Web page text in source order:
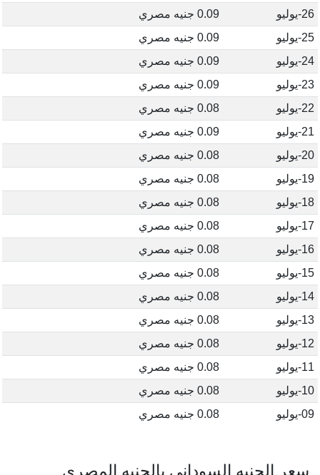
26-يوليو
0.09 جنيه مصري
25-يوليو
0.09 جنيه مصري
24-يوليو
0.09 جنيه مصري
23-يوليو
0.09 جنيه مصري
22-يوليو
0.08 جنيه مصري
21-يوليو
0.09 جنيه مصري
20-يوليو
0.08 جنيه مصري
19-يوليو
0.08 جنيه مصري
18-يوليو
0.08 جنيه مصري
17-يوليو
0.08 جنيه مصري
16-يوليو
0.08 جنيه مصري
15-يوليو
0.08 جنيه مصري
14-يوليو
0.08 جنيه مصري
13-يوليو
0.08 جنيه مصري
12-يوليو
0.08 جنيه مصري
11-يوليو
0.08 جنيه مصري
10-يوليو
0.08 جنيه مصري
09-يوليو
0.08 جنيه مصري
سعر الجنيه السوداني بالجنيه المصري